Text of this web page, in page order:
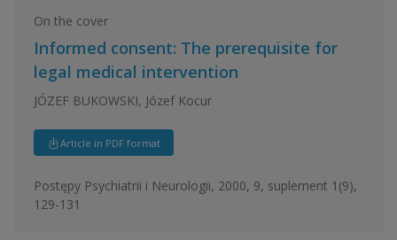
On the cover
Informed consent: The prerequisite for
legal medical intervention
JÓZEF BUKOWSKI, Józef Kocur
Article in PDF format
Postępy Psychiatrii i Neurologii, 2000, 9, suplement 1(9),
129-131